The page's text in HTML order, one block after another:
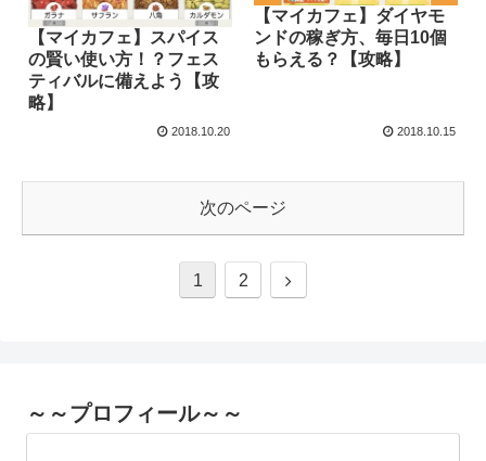
【マイカフェ】スパイス
の賢い使い方！？フェス
ティバルに備えよう【攻
略】
2018.10.20
【マイカフェ】ダイヤモ
ンドの稼ぎ方、毎日10個
もらえる？【攻略】
2018.10.15
次のページ
1 2
～～プロフィール～～